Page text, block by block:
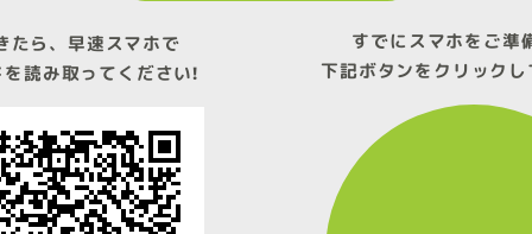
たら、早速スマホで
読み取ってください!
すでにスマホをご準
下記ボタンをクリック